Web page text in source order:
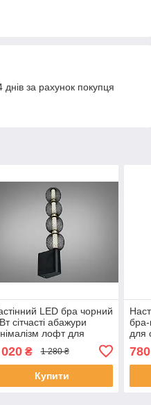
за рахунок покупця
LED бра чорний
сітчасті абажури
лофт для
₴ 1 280 ₴
Купити
для
780